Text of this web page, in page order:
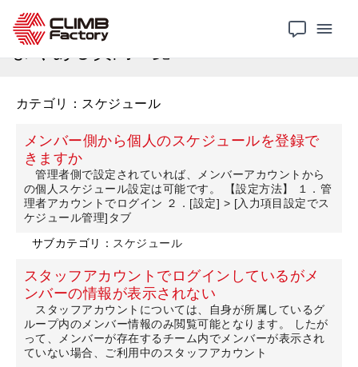
Atleta よくある質問
よくある質問一覧
カテゴリ：スケジュール
メンバー側から個人のスケジュールを登録で
きますか
管理者側で設定されていれば、メンバーアカウントから
の個人スケジュール設定は可能です。 【設定方法】 １．管
理者アカウントでログイン ２．[設定] > [入力項目設定でス
ケジュール管理]タブ
サブカテゴリ： スケジュール
スタッフアカウントでログインしているがメ
ンバーの情報が表示されない
スタッフアカウントについては、自身が所属しているグ
ループ内のメンバー情報のみ閲覧可能となります。 したが
って、メンバーが存在するチーム内でメンバーが表示され
ていない場合、ご利用中のスタッフアカウント